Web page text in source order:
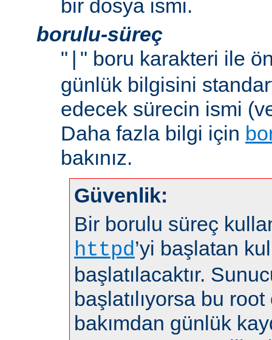
bir dosya ismi.
borulu-süreç
" " boru karakteri ile
günlük bilgisini
edecek sürecin ismi
Daha fazla bilgi için
bakınız.
Güvenlik:
Bir borulu süreç
httpd’yi başlatan
başlatılacaktır.
başlatılıyorsa bu
bakımdan günlük